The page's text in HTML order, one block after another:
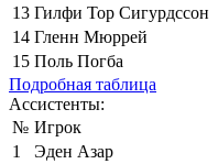
13 Гилфи Тор Сигурдссон
14 Гленн Мюррей
15 Поль Погба
Подробная таблица
Ассистенты:
№ Игрок
1
Эден Азар